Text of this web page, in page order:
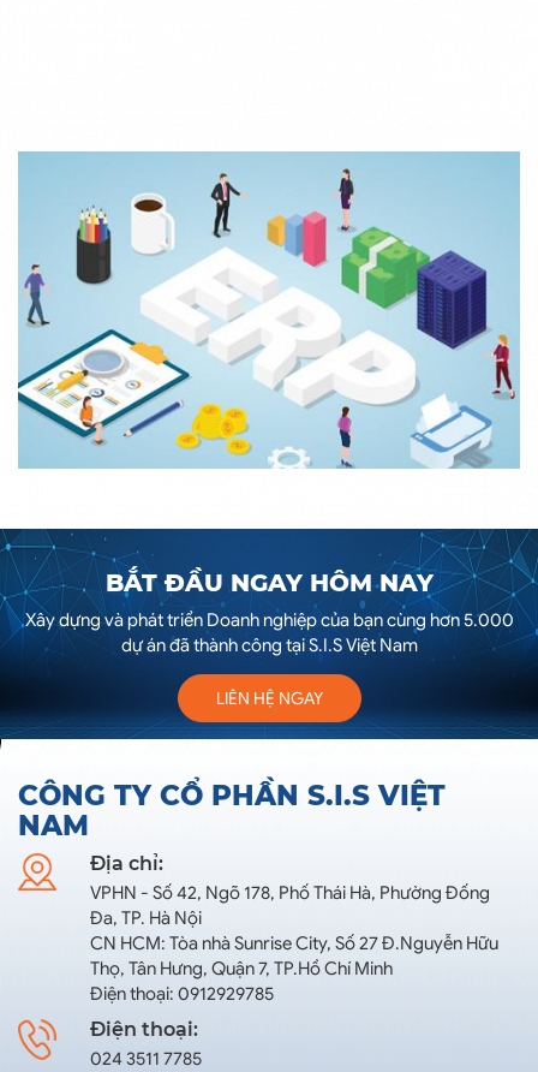
BẮT ĐẦU NGAY HÔM NAY
Xây dựng và phát triển Doanh nghiệp của bạn cùng hơn 5.000
dự án đã thành công tại S.I.S Việt Nam
LIÊN HỆ NGAY
CÔNG TY CỔ PHẦN S.I.S VIỆT
NAM
Địa chỉ:
VPHN - Số 42, Ngõ 178, Phố Thái Hà, Phường Đống
Đa, TP. Hà Nội
CN HCM: Tòa nhà Sunrise City, Số 27 Đ.Nguyễn Hữu
Thọ, Tân Hưng, Quận 7, TP.Hồ Chí Minh
Điện thoại: 0912929785
Điện thoại:
024 3511 7785